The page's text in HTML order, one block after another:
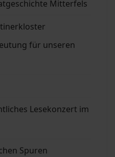
Mitterfels
für unseren
Lesekonzert im
Spuren